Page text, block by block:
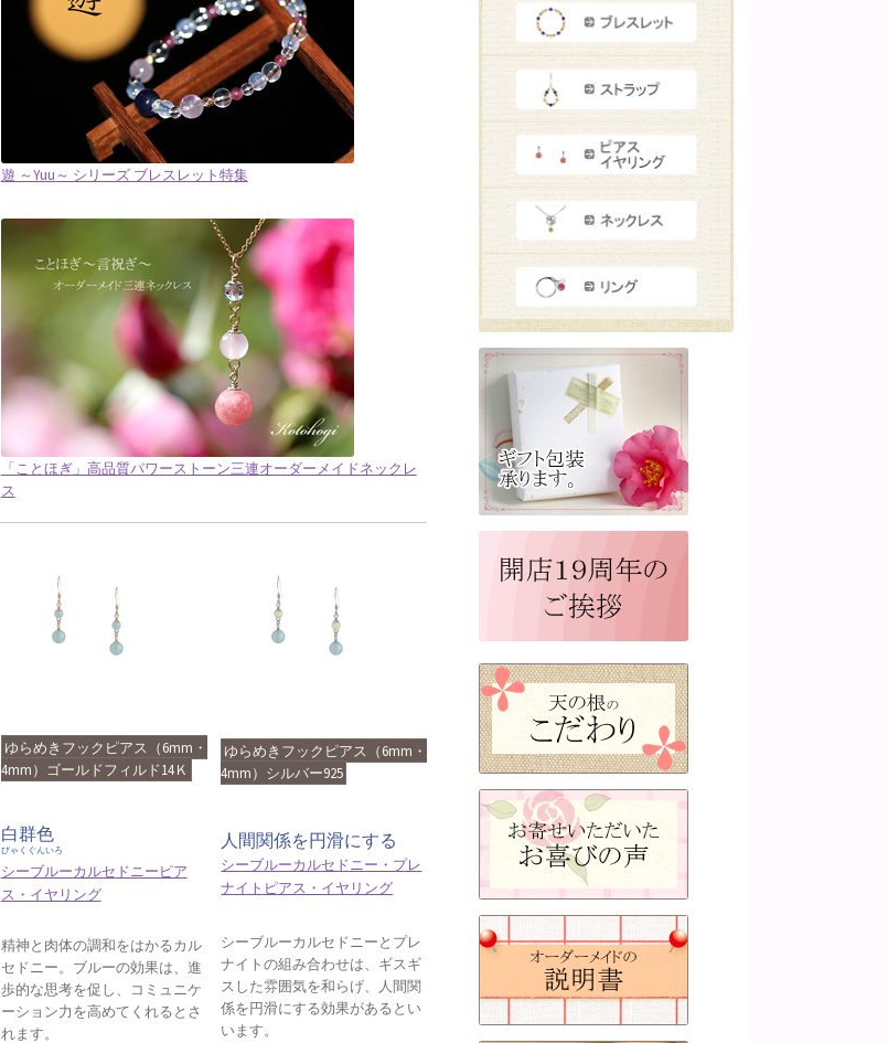
遊 ～Yuu～ シリーズ ブレスレット特集
「ことほぎ」高品質パワーストーン三連オーダーメイドネックレ
ス
ゆらめきフックピアス（6mm・
4mm）ゴールドフィルド14Ｋ
白群色
びゃくぐんいろ
シーブルーカルセドニーピア
ス・イヤリング
精神と肉体の調和をはかるカル
セドニー。ブルーの効果は、進
歩的な思考を促し、コミュニケ
ーション力を高めてくれるとさ
れます。
ゆらめきフックピアス（6mm・
4mm）シルバー925
人間関係を円滑にする
シーブルーカルセドニー・プレ
ナイトピアス・イヤリング
シーブルーカルセドニーとプレ
ナイトの組み合わせは、ギスギ
スした雰囲気を和らげ、人間関
係を円滑にする効果があるとい
います。